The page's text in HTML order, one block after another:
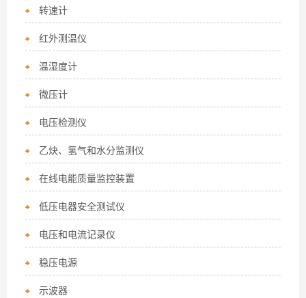
转速计
红外测温仪
温湿度计
微压计
电压检测仪
乙炔、氢气和水分监测仪
在线电能质量监控装置
低压电器安全测试仪
电压和电流记录仪
稳压电源
示波器